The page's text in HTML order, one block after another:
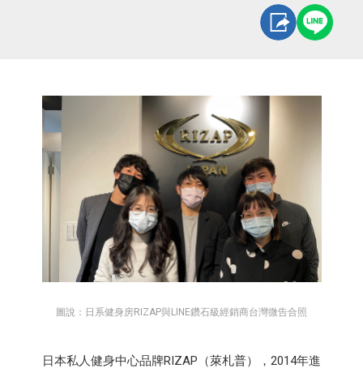
圖說：日系健身房RIZAP與LINE鑽石級經銷商台灣微告合照
日本私人健身中心品牌RIZAP（萊札普），2014年進